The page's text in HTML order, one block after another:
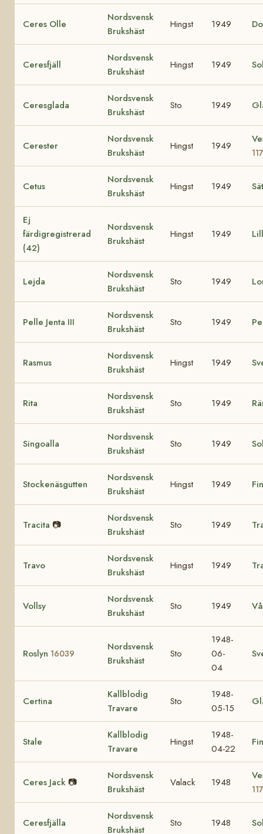
Ceres Olle
Nordsvensk
Brukshäst
Hingst 1949
Ceresfjäll
Nordsvensk
Brukshäst
Hingst 1949
Ceresglada
Nordsvensk
Brukshäst
Sto 1949
Cerester
Nordsvensk
Brukshäst
Hingst 1949
Cetus
Nordsvensk
Brukshäst
Hingst 1949
Ej
färdigregistrerad
(42)
Nordsvensk
Brukshäst
Hingst 1949
Lejda
Nordsvensk
Brukshäst
Sto 1949
Pelle Jenta III
Nordsvensk
Brukshäst
Sto 1949
Rasmus
Nordsvensk
Brukshäst
Hingst 1949
Rita
Nordsvensk
Brukshäst
Sto 1949
Singoalla
Nordsvensk
Brukshäst
Sto 1949
Stockenäsgutten
Nordsvensk
Brukshäst
Hingst 1949
Tracita 📷
Nordsvensk
Brukshäst
Sto 1949
Travo
Nordsvensk
Brukshäst
Hingst 1949
Vollsy
Nordsvensk
Brukshäst
Sto 1949
Roslyn 16039
Nordsvensk
Brukshäst
Sto
1948-
06-
04
Certina
Kallblodig
Travare
Sto
1948-
05-15
Stale
Kallblodig
Travare
Hingst
1948-
04-22
Ceres Jack 📷
Nordsvensk
Brukshäst
Valack 1948
Ceresfjälla
Nordsvensk
Brukshäst
Sto 1948